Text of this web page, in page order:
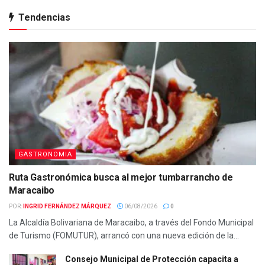
Tendencias
GASTRONOMIA
Ruta Gastronómica busca al mejor tumbarrancho de
Maracaibo
POR: INGRID FERNÁNDEZ MÁRQUEZ 06/08/2026 0
La Alcaldía Bolivariana de Maracaibo, a través del Fondo Municipal
de Turismo (FOMUTUR), arrancó con una nueva edición de la...
Consejo Municipal de Protección capacita a